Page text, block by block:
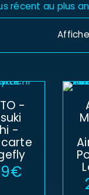
récent au plus
-
-
€